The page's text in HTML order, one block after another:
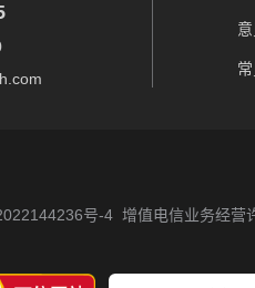
号-4 增值电信业务经营